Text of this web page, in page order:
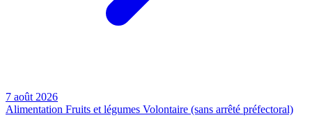
7 août 2026
Alimentation Fruits et légumes Volontaire (sans arrêté préfectoral)